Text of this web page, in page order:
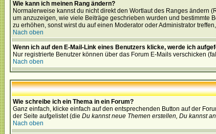
Wie kann ich meinen Rang ändern?
Normalerweise kannst du nicht direkt den Wortlaut des Ranges
um anzuzeigen, wie viele Beiträge geschrieben wurden und bestimmte
zu erhöhen, sonst wirst du auf einen Moderator oder Administrator
Nach oben
Wenn ich auf den E-Mail-Link eines Benutzers klicke, werde ich
Nur registrierte Benutzer können über das Forum E-Mails verschicken
Nach oben
Wie schreibe ich ein Thema in ein Forum?
Ganz einfach, klicke einfach auf den entsprechenden Button auf der
der Seite aufgelistet (die Du kannst neue Themen erstellen, Du kannst
Nach oben